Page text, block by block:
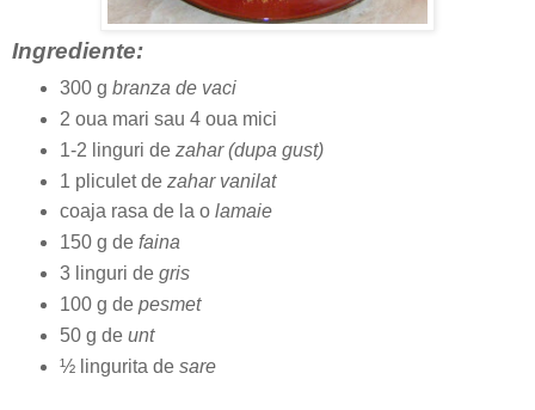
Ingrediente:
300 g branza de vaci
2 oua mari sau 4 oua mici
1-2 linguri de zahar (dupa gust)
1 pliculet de zahar vanilat
coaja rasa de la o lamaie
150 g de faina
3 linguri de gris
100 g de pesmet
50 g de unt
½ lingurita de sare